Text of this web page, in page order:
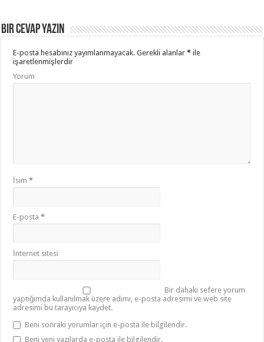
Bir cevap yazın
E-posta hesabınız yayımlanmayacak. Gerekli alanlar* ile
işaretlenmişlerdir
Yorum
İsim*
E-posta*
İnternet sitesi
Bir dahaki sefere yorum
yaptığımda kullanılmak üzere adımı, e-posta adresimi ve web site
adresimi bu tarayıcıya kaydet.
Beni sonraki yorumlar için e-posta ile bilgilendir.
Beni yeni yazılarda e-posta ile bilgilendir.